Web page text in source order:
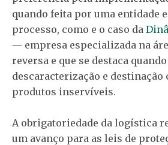
quando feita por uma entidade
processo, como e o caso da
— empresa especializada na
reversa e que se destaca
descaracterização e destinação
produtos inservíveis.
A obrigatoriedade da logística
um avanço para as leis de